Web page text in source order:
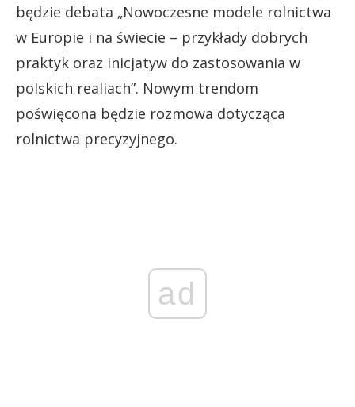
będzie debata „Nowoczesne modele rolnictwa
w Europie i na świecie – przykłady dobrych
praktyk oraz inicjatyw do zastosowania w
polskich realiach”. Nowym trendom
poświęcona będzie rozmowa dotycząca
rolnictwa precyzyjnego.
ad